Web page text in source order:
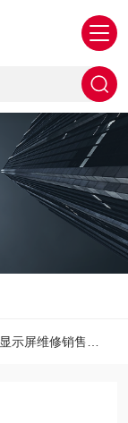
示屏维修销售